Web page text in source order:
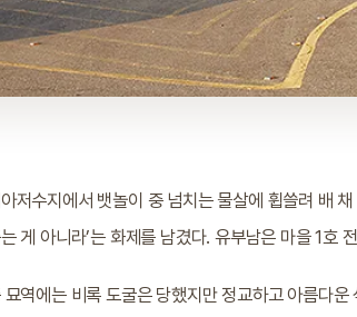
저수지에서 뱃놀이 중 넘치는 물살에 휩쓸려 배
게 아니라’는 화제를 남겼다. 유부남은 마을 1호
역에는 비록 도굴은 당했지만 정교하고 아름다